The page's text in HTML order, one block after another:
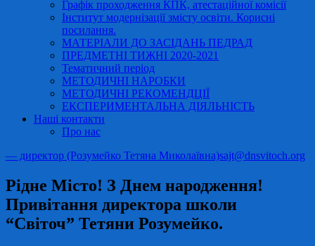
Графік проходження КПК, атестаційної комісії
Інститут модернізації змісту освіти. Корисні
посилання.
МАТЕРІАЛИ ДО ЗАСІДАНЬ ПЕДРАД
ПРЕДМЕТНІ ТИЖНІ 2020-2021
Тематичний період
МЕТОДИЧНІ НАРОБКИ
МЕТОДИЧНІ РЕКОМЕНДЦІЇ
ЕКСПЕРИМЕНТАЛЬНА ДІЯЛЬНІСТЬ
Наші контакти
Про нас
— директор (Розумейко Тетяна Миколаївна)sajt@dnsvitoch.org
Рідне Місто! З Днем народження!
Привітання директора школи
“Світоч” Тетяни Розумейко.